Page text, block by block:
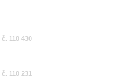
č. 110 430
č. 110 231